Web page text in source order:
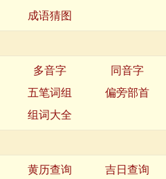
成语猜图
多音字
同音字
五笔词组
偏旁部首
组词大全
黄历查询
吉日查询